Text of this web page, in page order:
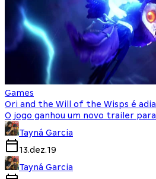
Games
Ori and the Will of the Wisps é
O jogo ganhou um novo trailer
Tayná Garcia
13.dez.19
Tayná Garcia